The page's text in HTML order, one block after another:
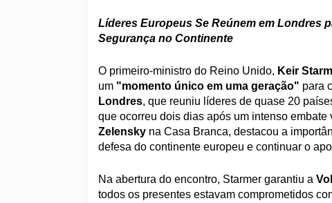
Líderes Europeus Se Reúnem em Londres
Segurança no Continente
O primeiro-ministro do Reino Unido, Keir
um "momento único em uma geração" para
Londres, que reuniu líderes de quase 20
que ocorreu dois dias após um intenso embate
Zelensky na Casa Branca, destacou a
defesa do continente europeu e continuar o
Na abertura do encontro, Starmer garantiu a
todos os presentes estavam comprometidos